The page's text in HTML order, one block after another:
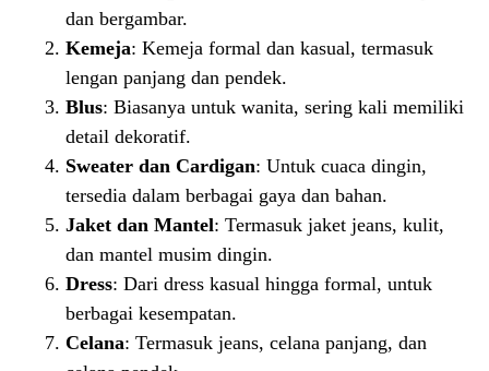
dan bergambar.
Kemeja: Kemeja formal dan kasual, termasuk
lengan panjang dan pendek.
Blus: Biasanya untuk wanita, sering kali memiliki
detail dekoratif.
Sweater dan Cardigan: Untuk cuaca dingin,
tersedia dalam berbagai gaya dan bahan.
Jaket dan Mantel: Termasuk jaket jeans, kulit,
dan mantel musim dingin.
Dress: Dari dress kasual hingga formal, untuk
berbagai kesempatan.
Celana: Termasuk jeans, celana panjang, dan